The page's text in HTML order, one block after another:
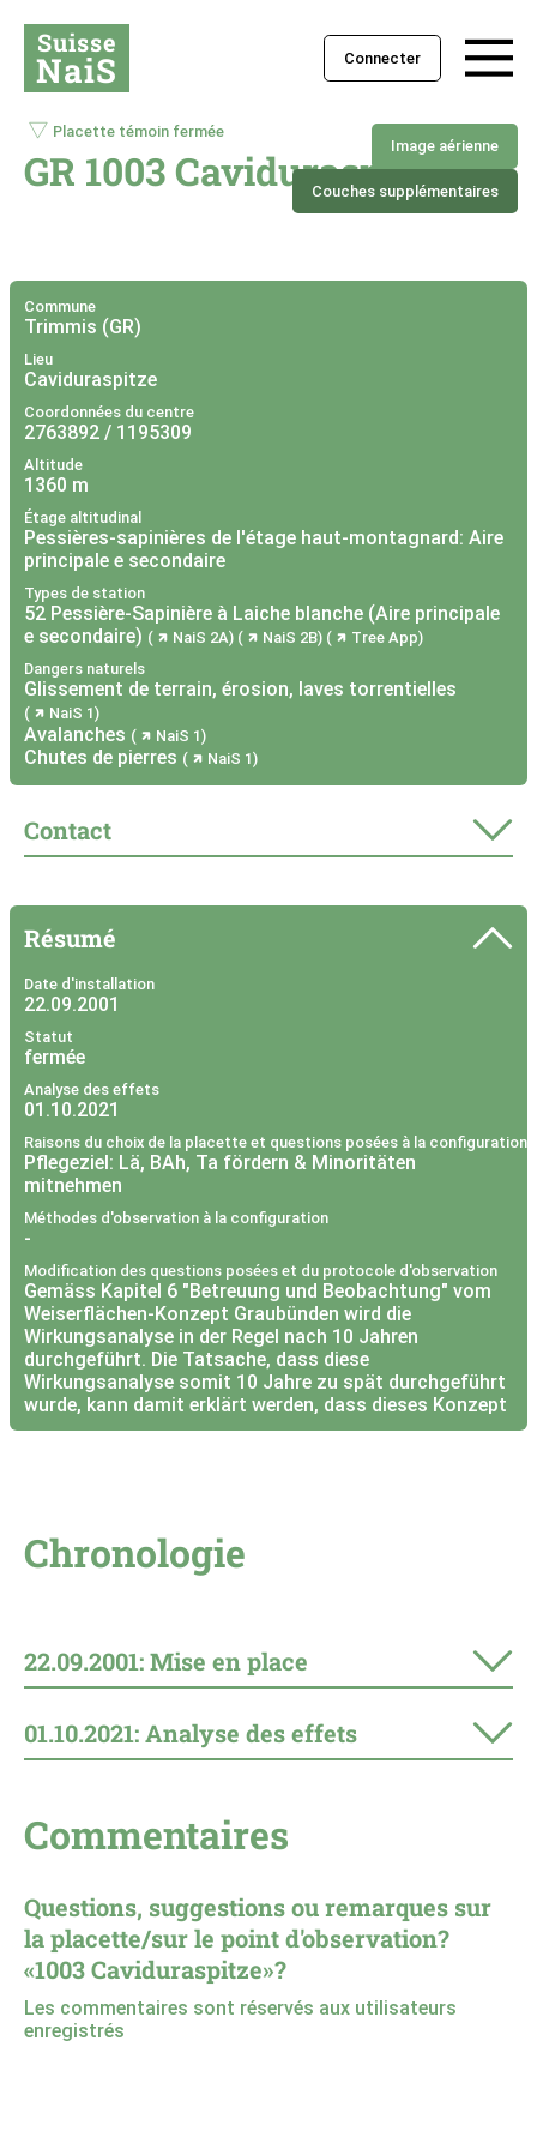
Suisse
NaiS Connecter
Placette témoin fermée
GR 1003 Caviduraspitze
Image aérienne
Couches supplémentaires
–
Commune
Trimmis (GR)
Lieu
Caviduraspitze
Coordonnées du centre
2763892 / 1195309
Altitude
1360 m
Étage altitudinal
Pessières-sapinières de l'étage haut-montagnard: Aire
principale e secondaire
Types de station
52 Pessière-Sapinière à Laiche blanche (Aire principale
e secondaire)
NaiS 2A NaiS 2B
Tree App
Dangers naturels
Glissement de terrain, érosion, laves torrentielles
NaiS 1
Avalanches NaiS 1
Chutes de pierres NaiS 1
Contact
Résumé
Date d'installation
22.09.2001
Statut
fermée
Analyse des effets
01.10.2021
Raisons du choix de la placette et questions posées à la configuration
Pflegeziel: Lä, BAh, Ta fördern & Minoritäten
mitnehmen
Méthodes d'observation à la configuration
-
Modification des questions posées et du protocole d'observation
Gemäss Kapitel 6 "Betreuung und Beobachtung" vom
Weiserflächen-Konzept Graubünden wird die
Wirkungsanalyse in der Regel nach 10 Jahren
durchgeführt. Die Tatsache, dass diese
Wirkungsanalyse somit 10 Jahre zu spät durchgeführt
wurde, kann damit erklärt werden, dass dieses Konzept
erst im Jahre 2020 erstellt wurde. Dies sollte somit in
dass vor 20 Jahren noch mit anderen
Aufnahmeformularen gearbeitet wurde. In diesen
wurden noch keine Etappenziele definiert. Aus diesem
Wirkungsanalyse ohne vordefinierte Etappenziele ist
minim.
Abschliessend kann aber gesagt werden, dass trotz
den spärlich vorhandenen Infos alle Fragen
beantwortet werden konnten. Aus diesem Grund
Chronologie
22.09.2001: Mise en place
01.10.2021: Analyse des effets
Commentaires
Questions, suggestions ou remarques sur
la placette/sur le point d'observation?
«1003 Caviduraspitze»?
Les commentaires sont réservés aux utilisateurs
enregistrés